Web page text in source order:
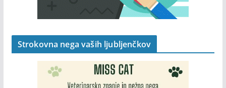
Strokovna nega vaših ljubljenčkov